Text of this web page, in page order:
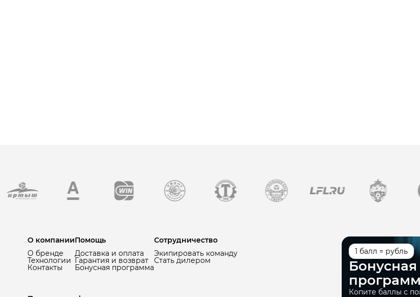
О компании
О бренде
Технологии
Контакты
Помощь
Доставка и оплата
Гарантия и возврат
Бонусная программа
Сотрудничество
Экипировать команду
Стать дилером
1 балл = рубль
Бонусная
Копите баллы с